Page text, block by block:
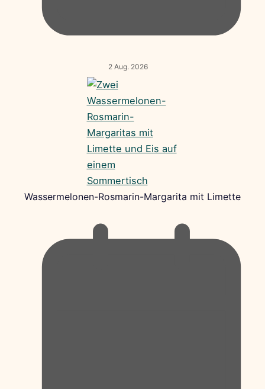
2 Aug. 2026
Wassermelonen-Rosmarin-Margarita mit Limette